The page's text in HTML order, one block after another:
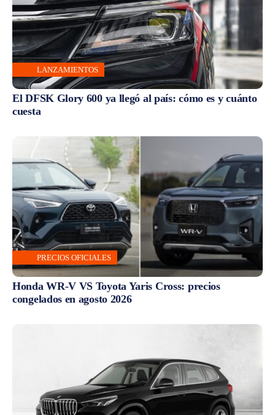
LANZAMIENTOS
El DFSK Glory 600 ya llegó al país: cómo es y cuánto
cuesta
PRECIOS OFICIALES
Honda WR-V VS Toyota Yaris Cross: precios
congelados en agosto 2026